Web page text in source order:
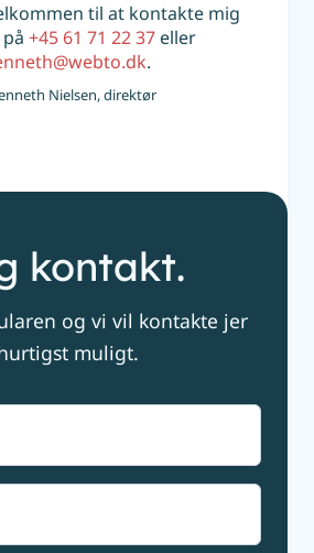
til at kontakte mig
+45 61 71 22 37eller
.
Nielsen, direktør
kontakt.
og vi vil kontakte jer
muligt.